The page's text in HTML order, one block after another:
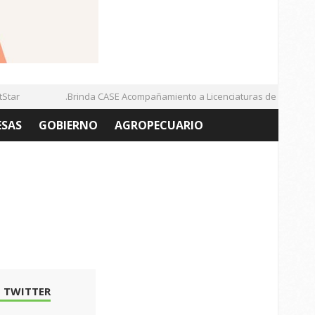
.Brinda CASE Acompañamiento a Licenciaturas de la UAZ
GOBIERNO AGROPECUARIO
TWITTER